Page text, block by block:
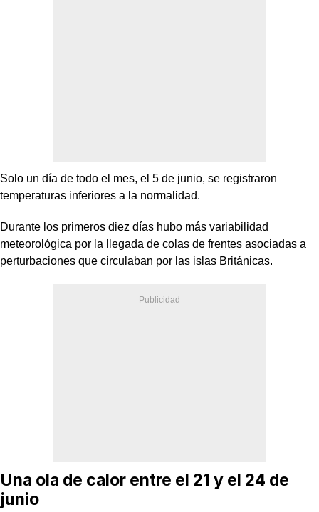
Solo un día de todo el mes, el 5 de junio, se registraron
temperaturas inferiores a la normalidad.
Durante los primeros diez días hubo más variabilidad
meteorológica por la llegada de colas de frentes asociadas a
perturbaciones que circulaban por las islas Británicas.
Una ola de calor entre el 21 y el 24 de
junio